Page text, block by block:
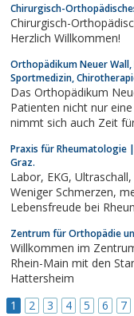
Während der
Chirurgisch-
Chirurgisch-
Herzlich Willkommen!
Orthopädikum Neuer
Sportmedizin,
Das Orthopädikum
Patienten nicht nur eine
nimmt sich auch Zeit
Sowohl Kassen- als
Praxis für Rheumatologie
Graz.
Labor, EKG, Ultraschall, Ergometrie und Präzisionsmedizin:
Weniger Schmerzen, mehr Beweglichkeit und größere
Zentrum für Orthopädie
Willkommen im
Rhein-Main mit den
Hattersheim
1
2 3 4 5 6 7